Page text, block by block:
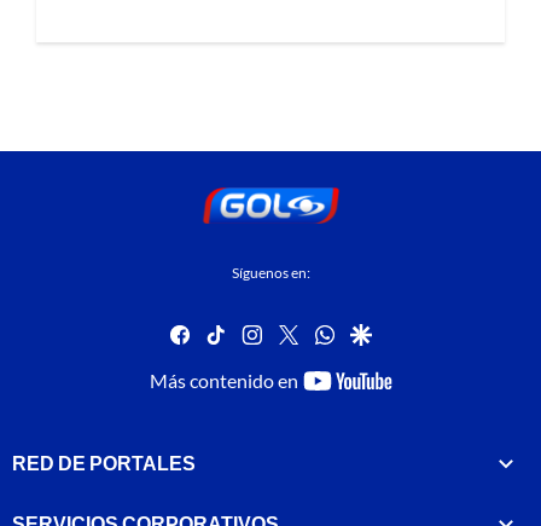
Síguenos en:
facebook
tiktok instagram
twitterwhatsapp
google
Más contenido en
youtube-
RED DE PORTALES